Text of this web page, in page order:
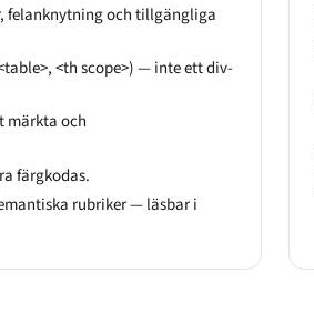
felanknytning och tillgängliga
<th scope>) — inte ett div-
märkta och
färgkodas.
rubriker — läsbar i